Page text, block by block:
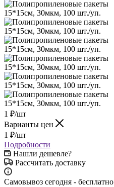
1 ₽/шт
Варианты цен
1 ₽/шт
Подробности
Нашли дешевле?
Рассчитать доставку
Самовывоз сегодня - бесплатно